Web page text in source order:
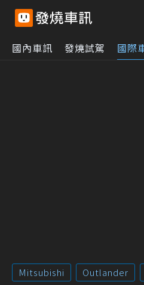
國內車訊 發燒試駕 國際
Mitsubishi Outlander